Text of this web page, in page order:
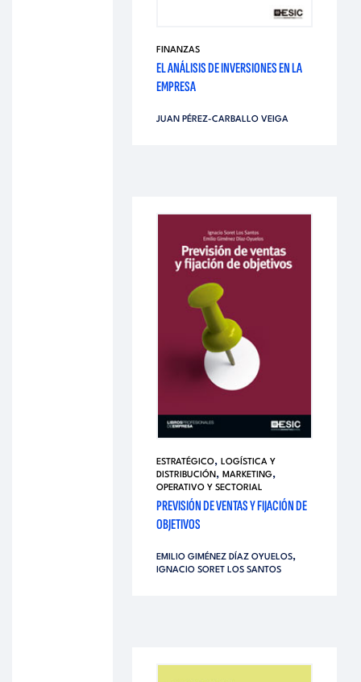
FINANZAS
EL ANÁLISIS DE INVERSIONES EN LA
EMPRESA
JUAN PÉREZ-CARBALLO VEIGA
ESTRATÉGICO, LOGÍSTICA Y
DISTRIBUCIÓN, MARKETING,
OPERATIVO Y SECTORIAL
PREVISIÓN DE VENTAS Y FIJACIÓN DE
OBJETIVOS
EMILIO GIMÉNEZ DÍAZ OYUELOS,
IGNACIO SORET LOS SANTOS